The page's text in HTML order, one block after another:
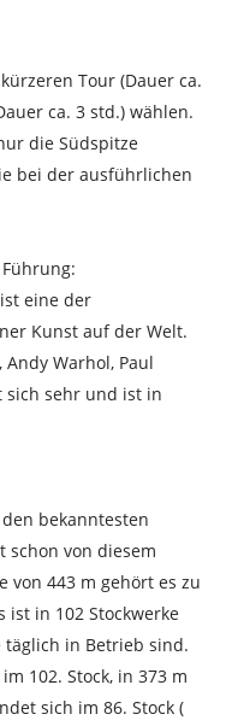
Tour (Dauer ca.
ca. 3 std.) wählen.
die Südspitze
bei der ausführlichen
eine der
Kunst auf der Welt.
Warhol, Paul
sich sehr und ist in
bekanntesten
schon von diesem
von 443 m gehört es zu
ist in 102 Stockwerke
in Betrieb sind.
102. Stock, in 373 m
sich im 86. Stock (